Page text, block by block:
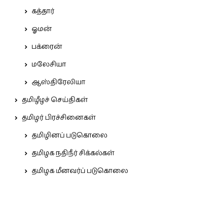
கத்தார்
ஓமன்
பக்ரைன்
மலேசியா
ஆஸ்திரேலியா
தமிழீழச் செய்திகள்
தமிழர் பிரச்சினைகள்
தமிழினப் படுகொலை
தமிழக நதிநீர் சிக்கல்கள்
தமிழக மீனவர்ப் படுகொலை